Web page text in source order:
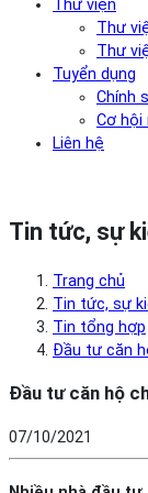
Thư viện
Thư
Thư
Tuyển dụng
Chính
Cơ hội
Liên hệ
Tin tức, sự
Trang chủ
Tin tức, sự
Tin tổng hợp
Đầu tư căn
Đầu tư căn hộ
07/10/2021